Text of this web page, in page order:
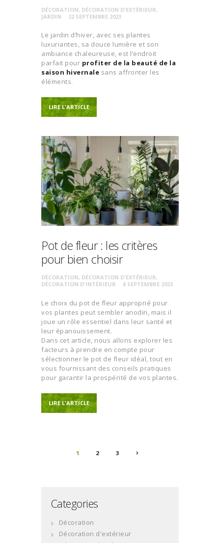
DÉCORATION, DÉCORATION D'EXTÉRIEUR,
JARDIN
22 SEPTEMBRE 2023
Le jardin d’hiver, avec ses plantes
luxuriantes, sa douce lumière et son
ambiance chaleureuse, est l’endroit
parfait pour profiter de la beauté de la
saison hivernale sans affronter les
éléments.
LIRE L'ARTICLE
Pot de fleur : les critères
pour bien choisir
DÉCORATION, DÉCORATION D'EXTÉRIEUR,
DÉCORATION D'INTÉRIEUR
8 SEPTEMBRE 2023
Le choix du pot de fleur approprié pour
vos plantes peut sembler anodin, mais il
joue un rôle essentiel dans leur santé et
leur épanouissement.
Dans cet article, nous allons explorer les
facteurs à prendre en compte pour
sélectionner le pot de fleur idéal, tout en
vous fournissant des conseils pratiques
pour garantir la prospérité de vos plantes.
LIRE L'ARTICLE
Pagination
publications
PAGE
1 PAGE
2 PAGE
3
Categories
Décoration
Décoration d'extérieur